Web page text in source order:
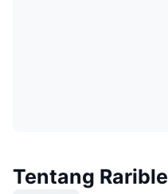
Tentang Rarible